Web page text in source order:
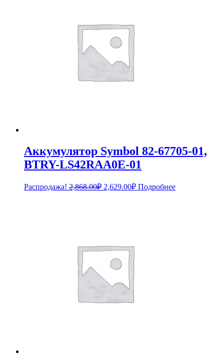
Аккумулятор Symbol 82-67705-01,
BTRY-LS42RAA0E-01
Распродажа! 2,868.00₽ Первоначальная
2,629.00₽Текущая
Подробнее